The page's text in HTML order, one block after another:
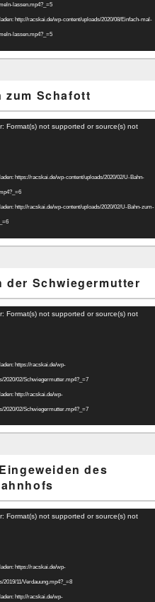
lassen.mp4?_=5
http://racskai.de/wp-content/uploads/2020/08/Einfach-mal-
lassen.mp4?_=5
zum Schafott
Format(s) not supported or source(s) not
https://racskai.de/wp-content/uploads/2020/02/U-Bahn-
http://racskai.de/wp-content/uploads/2020/02/U-Bahn-zum-
der Schwiegermutter
Format(s) not supported or source(s) not
https://racskai.de/wp-
2020/02/Schwiegermutter.mp4?_=7
http://racskai.de/wp-
2020/02/Schwiegermutter.mp4?_=7
des
Format(s) not supported or source(s) not
https://racskai.de/wp-
2019/11/Verdauung.mp4?_=8
http://racskai.de/wp-